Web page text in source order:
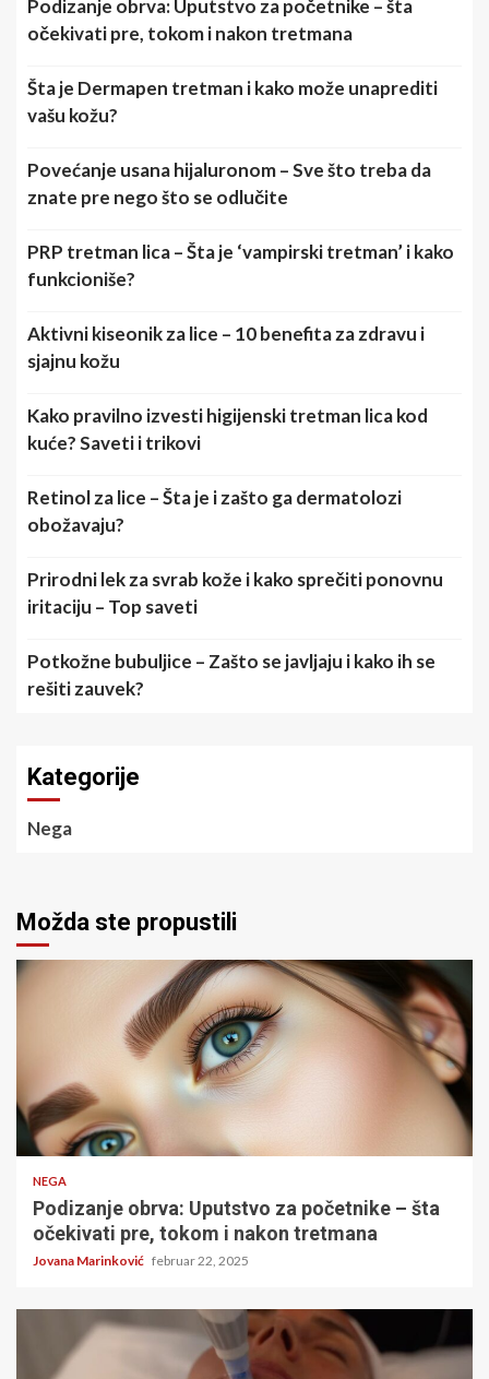
Podizanje obrva: Uputstvo za početnike – šta
očekivati pre, tokom i nakon tretmana
Šta je Dermapen tretman i kako može unaprediti
vašu kožu?
Povećanje usana hijaluronom – Sve što treba da
znate pre nego što se odlučite
PRP tretman lica – Šta je ‘vampirski tretman’ i kako
funkcioniše?
Aktivni kiseonik za lice – 10 benefita za zdravu i
sjajnu kožu
Kako pravilno izvesti higijenski tretman lica kod
kuće? Saveti i trikovi
Retinol za lice – Šta je i zašto ga dermatolozi
obožavaju?
Prirodni lek za svrab kože i kako sprečiti ponovnu
iritaciju – Top saveti
Potkožne bubuljice – Zašto se javljaju i kako ih se
rešiti zauvek?
Kategorije
Nega
Možda ste propustili
5 minuta čitanja
NEGA
Podizanje obrva: Uputstvo za početnike – šta
očekivati pre, tokom i nakon tretmana
Jovana Marinković februar 22, 2025